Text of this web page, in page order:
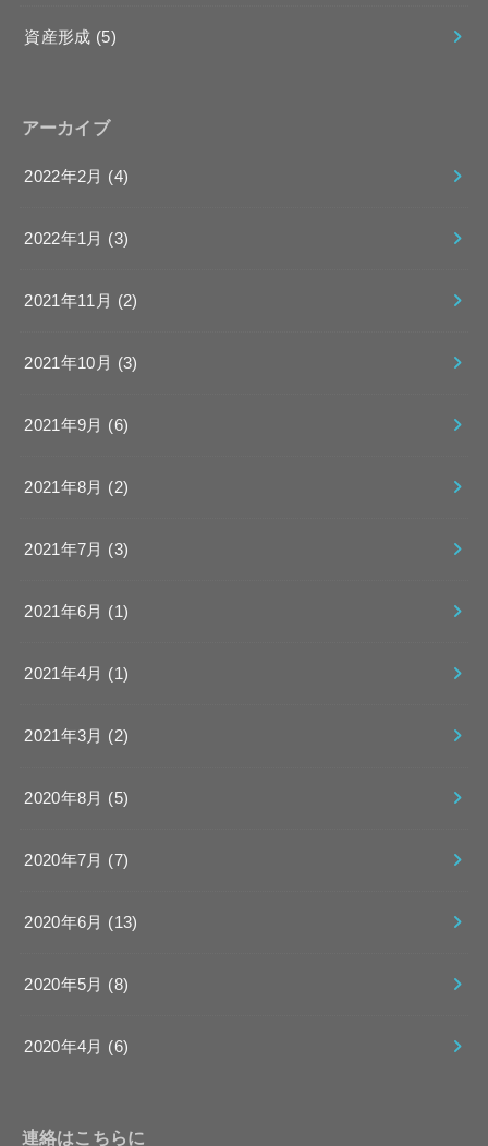
資産形成 (5)
アーカイブ
2022年2月 (4)
2022年1月 (3)
2021年11月 (2)
2021年10月 (3)
2021年9月 (6)
2021年8月 (2)
2021年7月 (3)
2021年6月 (1)
2021年4月 (1)
2021年3月 (2)
2020年8月 (5)
2020年7月 (7)
2020年6月 (13)
2020年5月 (8)
2020年4月 (6)
連絡はこちらに